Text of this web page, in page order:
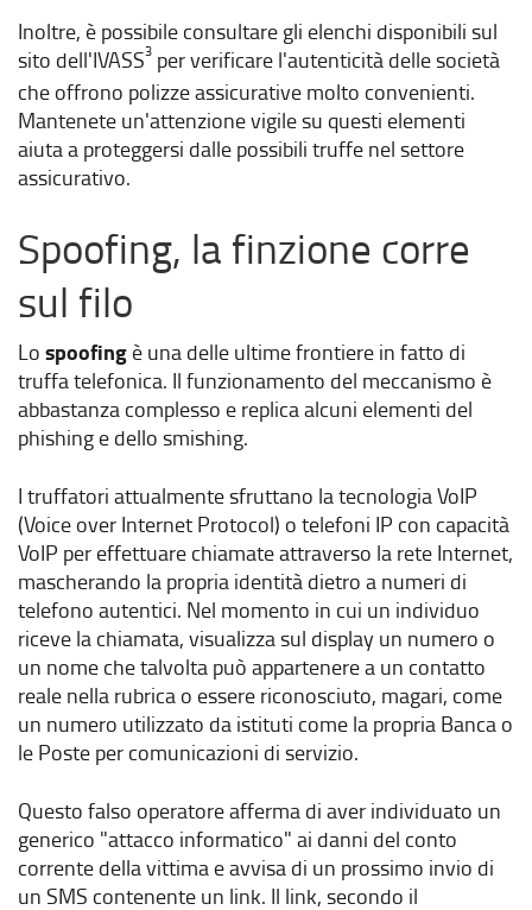
Inoltre, è possibile consultare gli elenchi disponibili sul
sito dell'IVASS3 per verificare l'autenticità delle società
che offrono polizze assicurative molto convenienti.
Mantenete un'attenzione vigile su questi elementi
aiuta a proteggersi dalle possibili truffe nel settore
assicurativo.
Spoofing, la finzione corre
sul filo
Lospoofingè una delle ultime frontiere in fatto di
truffa telefonica. Il funzionamento del meccanismo è
abbastanza complesso e replica alcuni elementi del
phishing e dello smishing.
I truffatori attualmente sfruttano la tecnologia VoIP
(Voice over Internet Protocol) o telefoni IP con capacità
VoIP per effettuare chiamate attraverso la rete Internet,
mascherando la propria identità dietro a numeri di
telefono autentici. Nel momento in cui un individuo
riceve la chiamata, visualizza sul display un numero o
un nome che talvolta può appartenere a un contatto
reale nella rubrica o essere riconosciuto, magari, come
un numero utilizzato da istituti come la propria Banca o
le Poste per comunicazioni di servizio.
Questo falso operatore afferma di aver individuato un
generico "attacco informatico" ai danni del conto
corrente della vittima e avvisa di un prossimo invio di
un SMS contenente un link. Il link, secondo il